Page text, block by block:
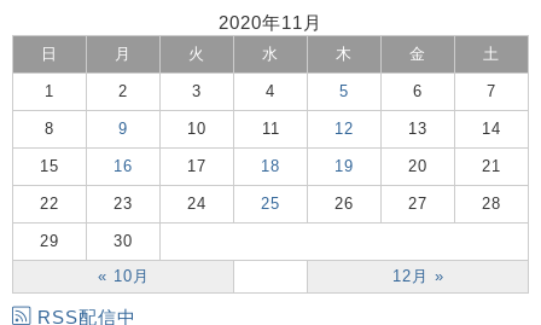
2020年11月
日 月 火 水 木 金 土
« 10月 12月 »
1 2 3 4 5 6 7
8 9 10 11 12 13 14
15 16 17 18 19 20 21
22 23 24 25 26 27 28
29 30
RSS配信中